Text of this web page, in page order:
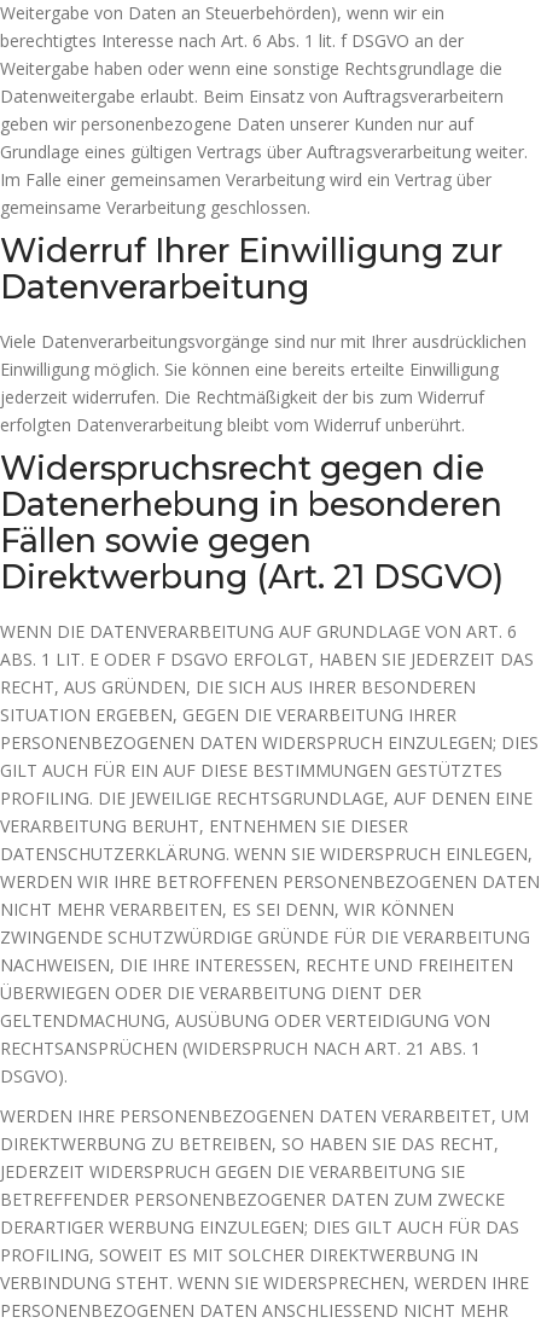
Weitergabe von Daten an Steuerbehörden), wenn wir ein
berechtigtes Interesse nach Art. 6 Abs. 1 lit. f DSGVO an der
Weitergabe haben oder wenn eine sonstige Rechtsgrundlage die
Datenweitergabe erlaubt. Beim Einsatz von Auftragsverarbeitern
geben wir personenbezogene Daten unserer Kunden nur auf
Grundlage eines gültigen Vertrags über Auftragsverarbeitung weiter.
Im Falle einer gemeinsamen Verarbeitung wird ein Vertrag über
gemeinsame Verarbeitung geschlossen.
Widerruf Ihrer Einwilligung zur
Datenverarbeitung
Viele Datenverarbeitungsvorgänge sind nur mit Ihrer ausdrücklichen
Einwilligung möglich. Sie können eine bereits erteilte Einwilligung
jederzeit widerrufen. Die Rechtmäßigkeit der bis zum Widerruf
erfolgten Datenverarbeitung bleibt vom Widerruf unberührt.
Widerspruchsrecht gegen die
Datenerhebung in besonderen
Fällen sowie gegen
Direktwerbung (Art. 21 DSGVO)
WENN DIE DATENVERARBEITUNG AUF GRUNDLAGE VON ART. 6
ABS. 1 LIT. E ODER F DSGVO ERFOLGT, HABEN SIE JEDERZEIT DAS
RECHT, AUS GRÜNDEN, DIE SICH AUS IHRER BESONDEREN
SITUATION ERGEBEN, GEGEN DIE VERARBEITUNG IHRER
PERSONENBEZOGENEN DATEN WIDERSPRUCH EINZULEGEN; DIES
GILT AUCH FÜR EIN AUF DIESE BESTIMMUNGEN GESTÜTZTES
PROFILING. DIE JEWEILIGE RECHTSGRUNDLAGE, AUF DENEN EINE
VERARBEITUNG BERUHT, ENTNEHMEN SIE DIESER
DATENSCHUTZERKLÄRUNG. WENN SIE WIDERSPRUCH EINLEGEN,
WERDEN WIR IHRE BETROFFENEN PERSONENBEZOGENEN DATEN
NICHT MEHR VERARBEITEN, ES SEI DENN, WIR KÖNNEN
ZWINGENDE SCHUTZWÜRDIGE GRÜNDE FÜR DIE VERARBEITUNG
NACHWEISEN, DIE IHRE INTERESSEN, RECHTE UND FREIHEITEN
ÜBERWIEGEN ODER DIE VERARBEITUNG DIENT DER
GELTENDMACHUNG, AUSÜBUNG ODER VERTEIDIGUNG VON
RECHTSANSPRÜCHEN (WIDERSPRUCH NACH ART. 21 ABS. 1
DSGVO).
WERDEN IHRE PERSONENBEZOGENEN DATEN VERARBEITET, UM
DIREKTWERBUNG ZU BETREIBEN, SO HABEN SIE DAS RECHT,
JEDERZEIT WIDERSPRUCH GEGEN DIE VERARBEITUNG SIE
BETREFFENDER PERSONENBEZOGENER DATEN ZUM ZWECKE
DERARTIGER WERBUNG EINZULEGEN; DIES GILT AUCH FÜR DAS
PROFILING, SOWEIT ES MIT SOLCHER DIREKTWERBUNG IN
VERBINDUNG STEHT. WENN SIE WIDERSPRECHEN, WERDEN IHRE
PERSONENBEZOGENEN DATEN ANSCHLIESSEND NICHT MEHR